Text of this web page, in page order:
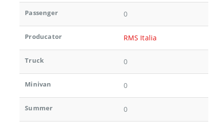
Passenger 0
Producator RMS Italia
Truck 0
Minivan 0
Summer 0